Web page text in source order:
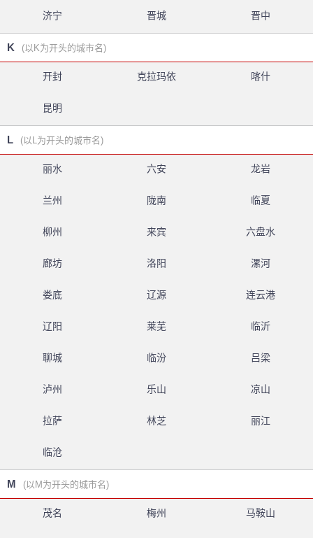
济宁 晋城 晋中
K (以K为开头的城市名)
开封 克拉玛依 喀什
昆明
L (以L为开头的城市名)
丽水 六安 龙岩
兰州 陇南 临夏
柳州 来宾 六盘水
廊坊 洛阳 漯河
娄底 辽源 连云港
辽阳 莱芜 临沂
聊城 临汾 吕梁
泸州 乐山 凉山
拉萨 林芝 丽江
临沧
M (以M为开头的城市名)
茂名 梅州 马鞍山